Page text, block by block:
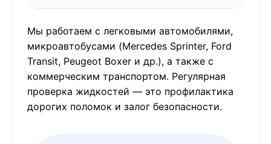
Мы работаем с легковыми автомобилями,
микроавтобусами (Mercedes Sprinter, Ford
Transit, Peugeot Boxer и др.), а также с
коммерческим транспортом. Регулярная
проверка жидкостей — это профилактика
дорогих поломок и залог безопасности.